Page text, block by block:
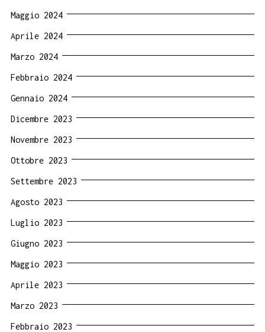
Maggio 2024
Aprile 2024
Marzo 2024
Febbraio 2024
Gennaio 2024
Dicembre 2023
Novembre 2023
Ottobre 2023
Settembre 2023
Agosto 2023
Luglio 2023
Giugno 2023
Maggio 2023
Aprile 2023
Marzo 2023
Febbraio 2023